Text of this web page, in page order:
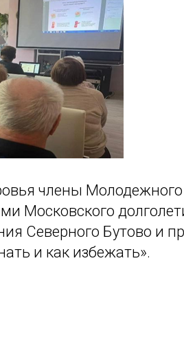
члены
Московского
Северного Бутово и
и как избежать».